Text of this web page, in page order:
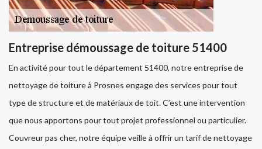
Entreprise démoussage de toiture 51400
En activité pour tout le département 51400, notre entreprise de
nettoyage de toiture à Prosnes engage des services pour tout
type de structure et de matériaux de toit. C’est une intervention
que nous apportons pour tout projet professionnel ou particulier.
Couvreur pas cher, notre équipe veille à offrir un tarif de nettoyage